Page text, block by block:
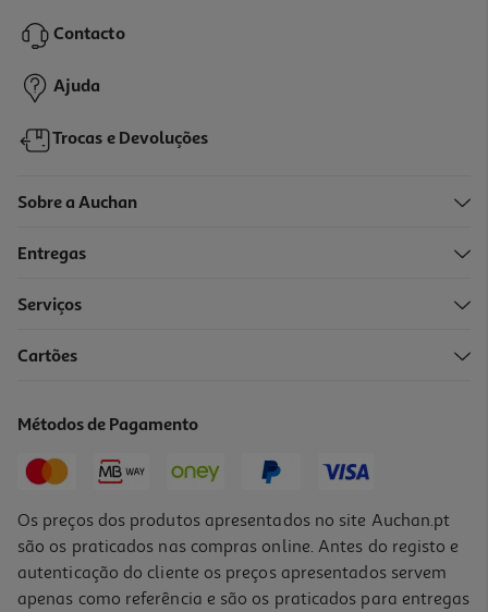
49,99 €
Contacto
Ajuda
Trocas e Devoluções
Sobre a Auchan
Entregas
Serviços
Cartões
Métodos de Pagamento
Os preços dos produtos apresentados no site Auchan.pt
são os praticados nas compras online. Antes do registo e
autenticação do cliente os preços apresentados servem
apenas como referência e são os praticados para entregas